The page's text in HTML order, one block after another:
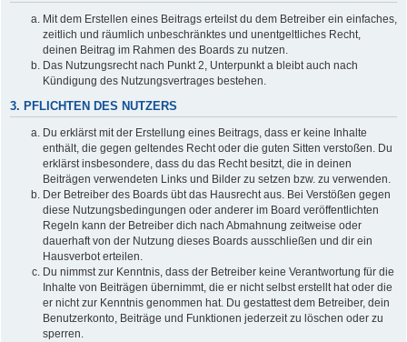
Mit dem Erstellen eines Beitrags erteilst du dem Betreiber ein einfaches,
zeitlich und räumlich unbeschränktes und unentgeltliches Recht,
deinen Beitrag im Rahmen des Boards zu nutzen.
Das Nutzungsrecht nach Punkt 2, Unterpunkt a bleibt auch nach
Kündigung des Nutzungsvertrages bestehen.
3. PFLICHTEN DES NUTZERS
Du erklärst mit der Erstellung eines Beitrags, dass er keine Inhalte
enthält, die gegen geltendes Recht oder die guten Sitten verstoßen. Du
erklärst insbesondere, dass du das Recht besitzt, die in deinen
Beiträgen verwendeten Links und Bilder zu setzen bzw. zu verwenden.
Der Betreiber des Boards übt das Hausrecht aus. Bei Verstößen gegen
diese Nutzungsbedingungen oder anderer im Board veröffentlichten
Regeln kann der Betreiber dich nach Abmahnung zeitweise oder
dauerhaft von der Nutzung dieses Boards ausschließen und dir ein
Hausverbot erteilen.
Du nimmst zur Kenntnis, dass der Betreiber keine Verantwortung für die
Inhalte von Beiträgen übernimmt, die er nicht selbst erstellt hat oder die
er nicht zur Kenntnis genommen hat. Du gestattest dem Betreiber, dein
Benutzerkonto, Beiträge und Funktionen jederzeit zu löschen oder zu
sperren.